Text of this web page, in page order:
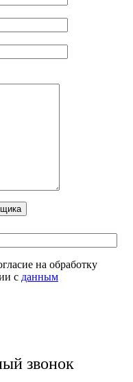
на обработку
с данным
звонок